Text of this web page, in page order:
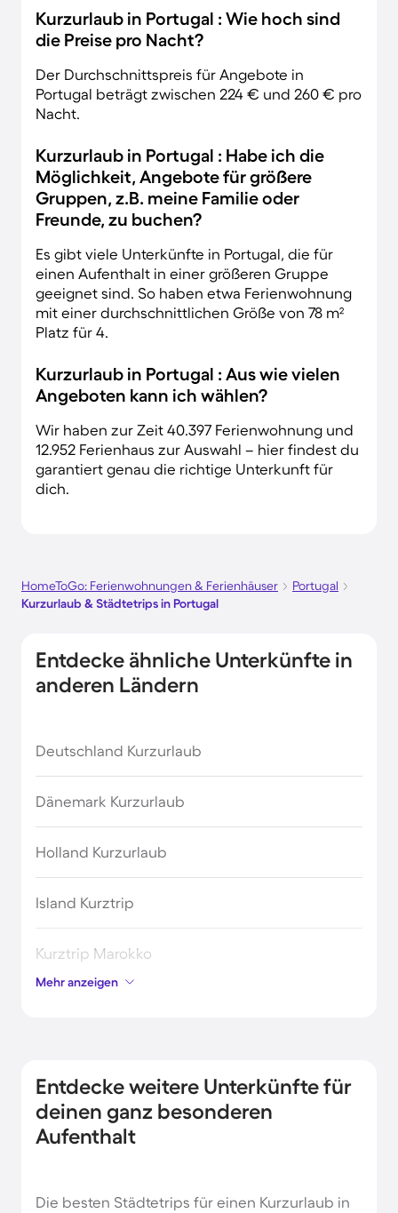
Kurzurlaub in Portugal : Wie hoch sind
die Preise pro Nacht?
Der Durchschnittspreis für Angebote in
Portugal beträgt zwischen 224 € und 260 € pro
Nacht.
Kurzurlaub in Portugal : Habe ich die
Möglichkeit, Angebote für größere
Gruppen, z.B. meine Familie oder
Freunde, zu buchen?
Es gibt viele Unterkünfte in Portugal, die für
einen Aufenthalt in einer größeren Gruppe
geeignet sind. So haben etwa Ferienwohnung
mit einer durchschnittlichen Größe von 78 m²
Platz für 4.
Kurzurlaub in Portugal : Aus wie vielen
Angeboten kann ich wählen?
Wir haben zur Zeit 40.397 Ferienwohnung und
12.952 Ferienhaus zur Auswahl – hier findest du
garantiert genau die richtige Unterkunft für
dich.
HomeToGo: Ferienwohnungen & Ferienhäuser
Portugal
Kurzurlaub & Städtetrips in Portugal
Entdecke ähnliche Unterkünfte in
anderen Ländern
Deutschland Kurzurlaub
Dänemark Kurzurlaub
Holland Kurzurlaub
Island Kurztrip
Kurztrip Marokko
Kurztrip nach Schweden
Kurzurlaub in Belgien
Mehr anzeigen
Entdecke weitere Unterkünfte für
deinen ganz besonderen
Aufenthalt
Die besten Städtetrips für einen Kurzurlaub in